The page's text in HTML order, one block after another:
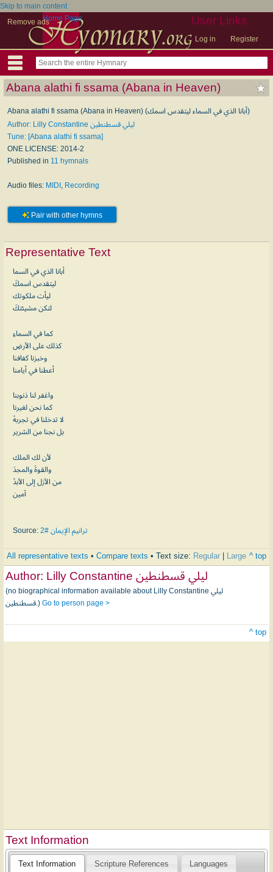
Skip to main content
Remove ads
User Links
Log in Register
Home Page
Abana alathi fi ssama (Abana in Heaven)
Abana alathi fi ssama (Abana in Heaven) (أبانا الذي في السماء ليتقدس اسمك)
Author: Lilly Constantine ليلي قسطنطين
Tune: [Abana alathi fi ssama]
ONE LICENSE: 2014-2
Published in 11 hymnals
Audio files: MIDI , Recording
Pair with other hymns
Representative Text
أبانا الذي في السما
ليتقدس اسمكَ
ليأت ملكوتك
لتكن مشيئتكَ
كما في السماءِ
كذلك على الأرضِ
وخبزنا كفافنا
أعطنا في أيامنا
واغفر لنا ذنوبنا
كما نحن لغيرنا
لا تدخلنا في تجربهْ
بل نجنا من الشرير
لأن لك الملك
والقوةَ والمجدَ
من الأزل إلى الأبدْ
آمين
Source: ترانيم الإيمان #2
All representative texts • Compare texts • Text size: Regular Large ^ top
Author: Lilly Constantine ليلي قسطنطين
(no biographical information available about Lilly Constantine ليلي
قسطنطين.) Go to person page >
^ top
Text Information
Text Information Scripture References Languages